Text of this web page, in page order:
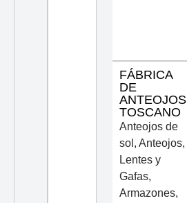
FÁBRICA
DE
ANTEOJOS
TOSCANO
Anteojos de
sol , Anteojos,
Lentes y
Gafas,
Armazones,